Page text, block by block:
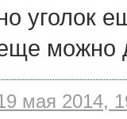
уголок
можно
мая 2014,